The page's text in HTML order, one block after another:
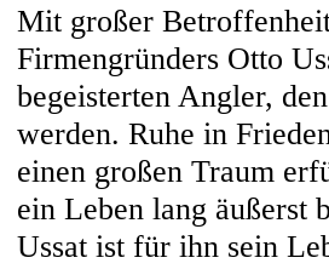
Mit großer
Firmengründers Otto
begeisterten Angler,
werden. Ruhe in
einen großen Traum
ein Leben lang äußerst
Ussat ist für ihn sein